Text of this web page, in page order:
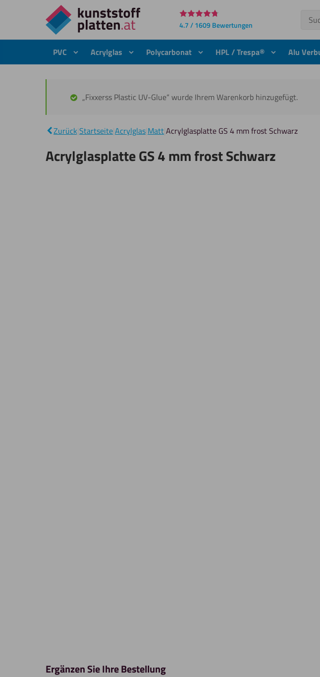
Direkt
zum
4.7 / 1609 Bewertungen
PVC Acrylglas Polycarbonat HPL / Trespa® Alu
„Fixxerss Plastic UV-Glue“ wurde Ihrem Warenkorb hinzugefügt.
Zurück StartseiteAcrylglas MattAcrylglasplatte GS 4 mm frost Schwarz
Acrylglasplatte GS 4 mm frost Schwarz
Ergänzen Sie Ihre Bestellung